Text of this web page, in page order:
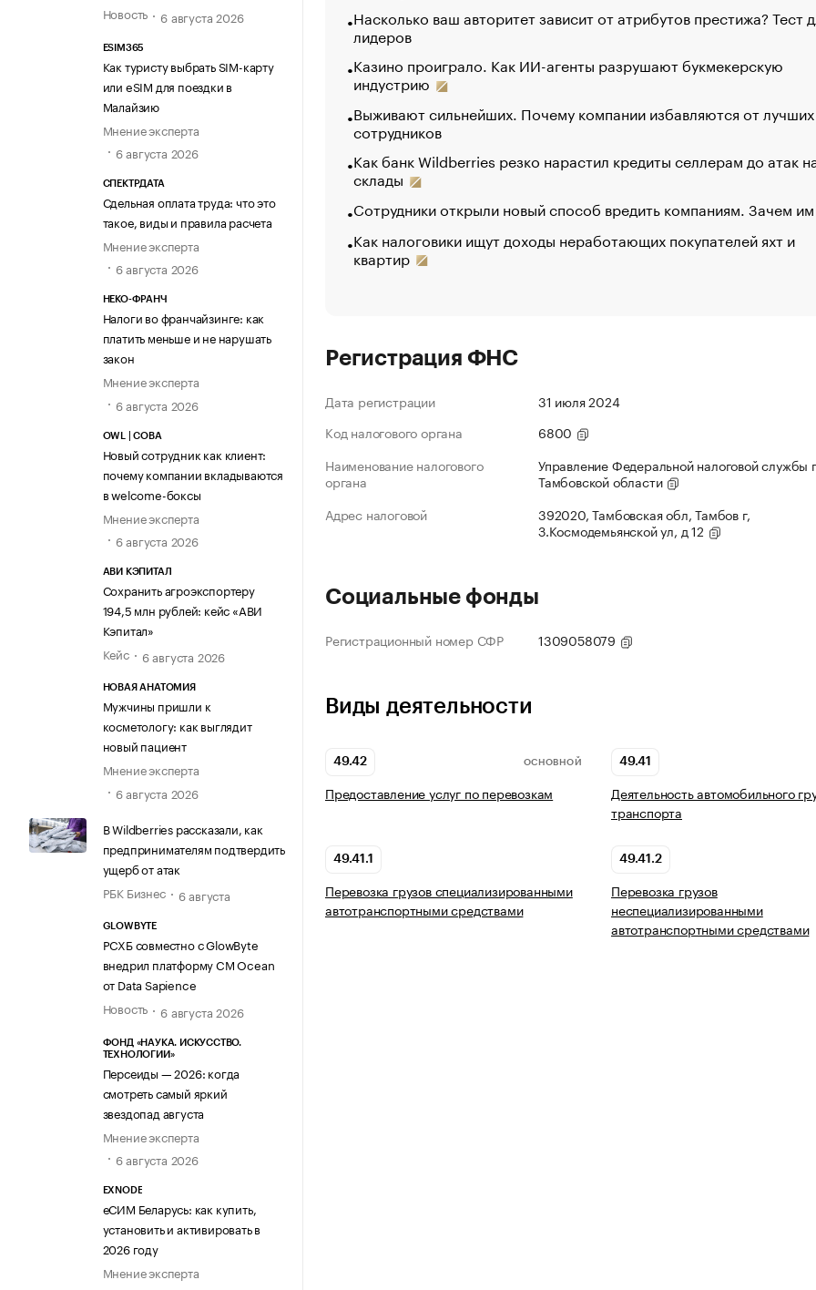
Новость
6 августа 2026
ESIM365
Как туристу выбрать SIM-карту
или eSIM для поездки в
Малайзию
Мнение эксперта
6 августа 2026
СПЕКТРДАТА
Сдельная оплата труда: что это
такое, виды и правила расчета
Мнение эксперта
6 августа 2026
НЕКО-ФРАНЧ
Налоги во франчайзинге: как
платить меньше и не нарушать
закон
Мнение эксперта
6 августа 2026
OWL | СОВА
Новый сотрудник как клиент:
почему компании вкладываются
в welcome-боксы
Мнение эксперта
6 августа 2026
АВИ КЭПИТАЛ
Сохранить агроэкспортеру
194,5 млн рублей: кейс «АВИ
Кэпитал»
Кейс
6 августа 2026
НОВАЯ АНАТОМИЯ
Мужчины пришли к
косметологу: как выглядит
новый пациент
Мнение эксперта
6 августа 2026
В Wildberries рассказали, как
предпринимателям подтвердить
ущерб от атак
РБК Бизнес
6 августа
GLOWBYTE
РСХБ совместно с GlowByte
внедрил платформу CM Ocean
от Data Sapience
Новость
6 августа 2026
ФОНД «НАУКА. ИСКУССТВО.
ТЕХНОЛОГИИ»
Персеиды — 2026: когда
смотреть самый яркий
звездопад августа
Мнение эксперта
6 августа 2026
EXNODE
еСИМ Беларусь: как купить,
установить и активировать в
2026 году
Мнение эксперта
Насколько ваш авторитет зависит от атрибутов престижа? Тест
лидеров
Казино проиграло. Как ИИ-агенты разрушают букмекерскую
индустрию
Выживают сильнейших. Почему компании избавляются от лучших
сотрудников
Как банк Wildberries резко нарастил кредиты селлерам до атак
склады
Сотрудники открыли новый способ вредить компаниям. Зачем
Как налоговики ищут доходы неработающих покупателей яхт и
квартир
Регистрация ФНС
Дата регистрации
31 июля 2024
Код налогового органа
6800
Наименование налогового
органа
Управление Федеральной налоговой службы
Тамбовской области
Адрес налоговой
392020, Тамбовская обл, Тамбов г,
З.Космодемьянской ул, д 12
Социальные фонды
Регистрационный номер СФР 1309058079
Виды деятельности
49.42 ОСНОВНОЙ
Предоставление услуг по перевозкам
49.41
Деятельность автомобильного
транспорта
49.41.1
Перевозка грузов специализированными
автотранспортными средствами
49.41.2
Перевозка грузов
неспециализированными
автотранспортными средствами